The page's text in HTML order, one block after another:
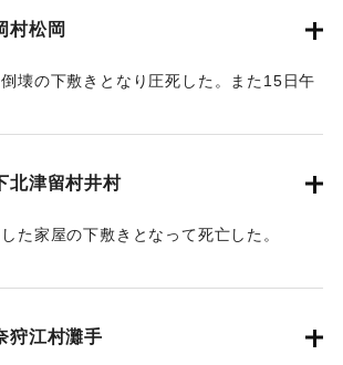
ノ餘澤トハ言ヘ實ニ一世ノ奇蹟トシテ交
月仲秋 院内村 教育委員會
）・翻刻は「デジタル拓本」による。
村松岡
壊の下敷きとなり圧死した。また15日午
損害17万円。
聞 1951年10月18日朝刊2面】
北津留村井村
た家屋の下敷きとなって死亡した。
狩江村灘手